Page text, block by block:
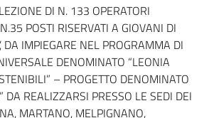
DI N. 133 OPERATORI
POSTI RISERVATI A GIOVANI DI
DA IMPIEGARE NEL PROGRAMMA DI
DENOMINATO “LEONIA
– PROGETTO DENOMINATO
DA REALIZZARSI PRESSO LE SEDI DEI
MARTANO, MELPIGNANO,